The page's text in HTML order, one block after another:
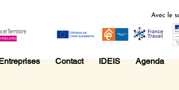
Contact IDEIS Agenda